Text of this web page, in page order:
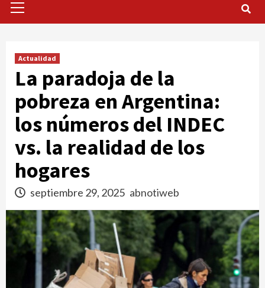
Menu
Actualidad
La paradoja de la
pobreza en Argentina:
los números del INDEC
vs. la realidad de los
hogares
septiembre 29, 2025 abnotiweb